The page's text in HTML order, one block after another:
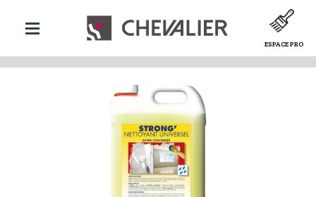
ESPACE PRO